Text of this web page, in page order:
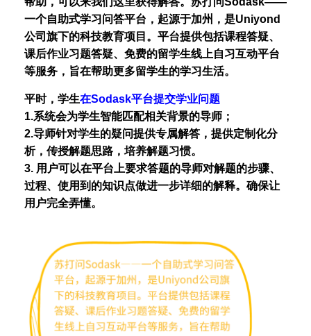
一个自助式学习问答平台，起源于加州，是Uniyond
公司旗下的科技教育项目。平台提供包括课程答疑、
课后作业习题答疑、免费的留学生线上自习互动平台
等服务，旨在帮助更多留学生的学习生活。
平时，学生在Sodask平台提交学业问题
1.系统会为学生智能匹配相关背景的导师；
2.导师针对学生的疑问提供专属解答，提供定制化分
析，传授解题思路，培养解题习惯。
3. 用户可以在平台上要求答题的导师对解题的步骤、
过程、使用到的知识点做进一步详细的解释。确保让
用户完全弄懂。